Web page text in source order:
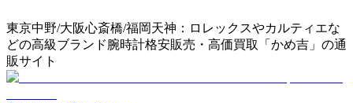
東京中野/大阪心斎橋/福岡天神：ロレックスやカルティエな
どの高級ブランド腕時計格安販売・高価買取「かめ吉」の通
販サイト